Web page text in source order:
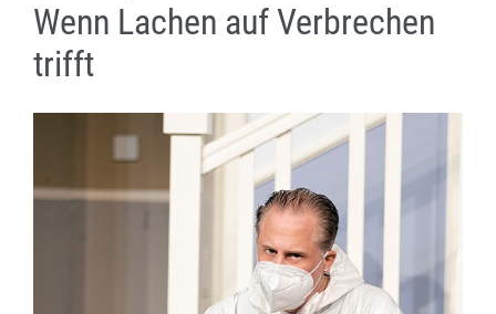
Wenn Lachen auf Verbrechen
trifft